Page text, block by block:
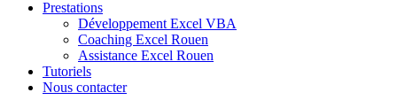
Prestations
Développement Excel VBA
Coaching Excel Rouen
Assistance Excel Rouen
Tutoriels
Nous contacter